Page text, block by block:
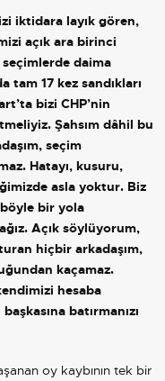
iktidara layık gören,
açık ara birinci
daima
tam 17 kez sandıkları
bizi CHP’nin
Şahsım dâhil bu
seçim
Hatayı, kusuru,
asla yoktur. Biz
bir yola
Açık söylüyorum,
hiçbir arkadaşım,
kaçamaz.
hesaba
batırmanızı
oy kaybının tek bir